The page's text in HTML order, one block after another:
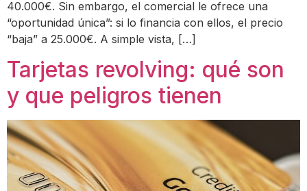
40.000€. Sin embargo, el comercial le ofrece una
“oportunidad única”: si lo financia con ellos, el precio
“baja” a 25.000€. A simple vista, […]
Tarjetas revolving: qué son
y que peligros tienen